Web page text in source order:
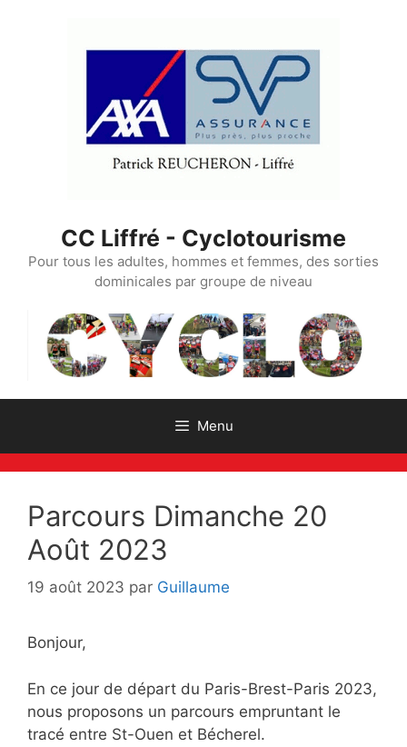
CC Liffré - Cyclotourisme
Pour tous les adultes, hommes et femmes, des sorties
dominicales par groupe de niveau
Menu
Parcours Dimanche 20
Août 2023
19 août 2023 par Guillaume
Bonjour,
En ce jour de départ du Paris-Brest-Paris 2023,
nous proposons un parcours empruntant le
tracé entre St-Ouen et Bécherel.